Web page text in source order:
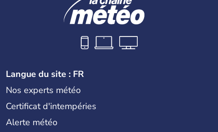
Langue du site : FR
Nos experts météo
Certificat d'intempéries
Alerte météo